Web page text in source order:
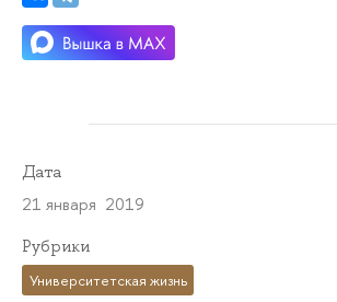
Дата
21 января 2019
Рубрики
Университетская жизнь